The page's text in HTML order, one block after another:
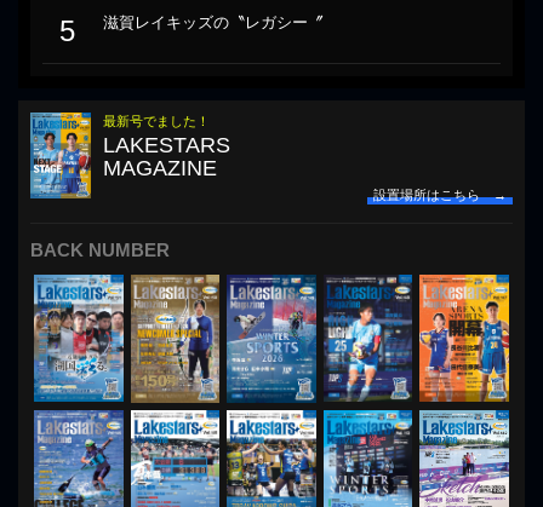
5 滋賀レイキッズの〝レガシー〞
最新号でました！
LAKESTARS
MAGAZINE
設置場所はこちら →
BACK NUMBER